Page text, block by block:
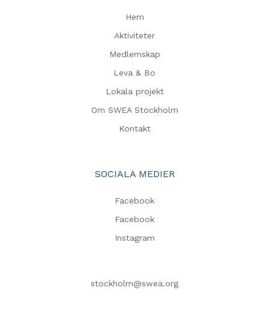
Hem
Aktiviteter
Medlemskap
Leva & Bo
Lokala projekt
Om SWEA Stockholm
Kontakt
SOCIALA MEDIER
Facebook
Facebook
Instagram
stockholm@swea.org